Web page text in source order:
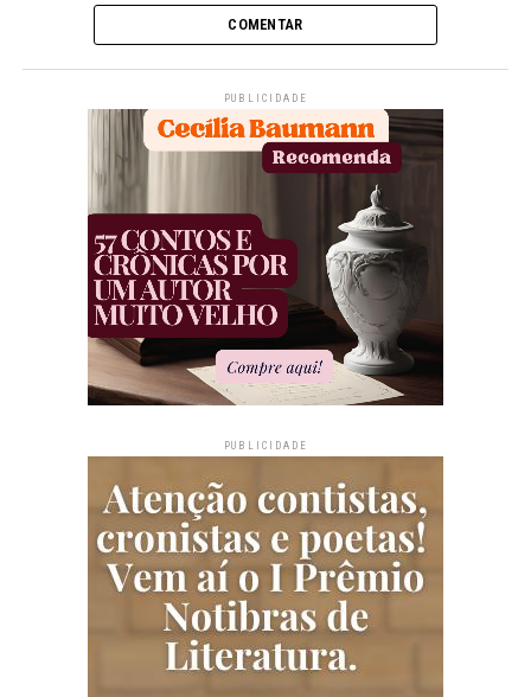
COMENTAR
PUBLICIDADE
PUBLICIDADE